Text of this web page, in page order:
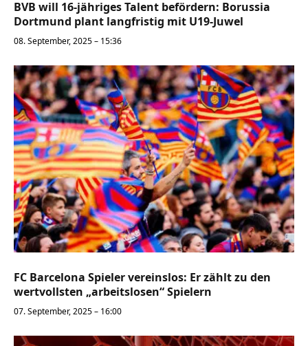
BVB will 16-jähriges Talent befördern: Borussia
Dortmund plant langfristig mit U19-Juwel
08. September, 2025 – 15:36
FC Barcelona Spieler vereinslos: Er zählt zu den
wertvollsten „arbeitslosen“ Spielern
07. September, 2025 – 16:00